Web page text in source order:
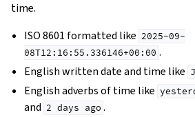
time.
ISO 8601 formatted like 2025-09-
08T12:16:55.336146+00:00 .
English written date and time like
English adverbs of time like
and 2 days ago .